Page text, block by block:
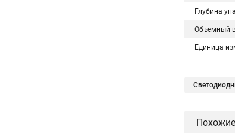
Глубина
Объемный
Единица